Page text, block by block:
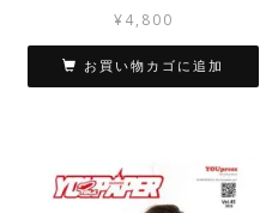
¥4,800
お買い物カゴに追加